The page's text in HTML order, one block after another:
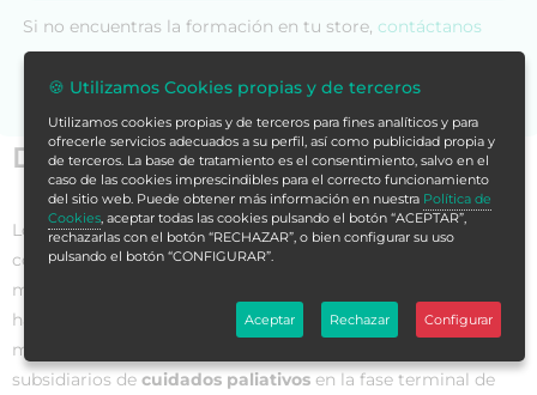
Datos generales
Los incesantes avances científicos-técnicos están
consiguiendoprolongar las tasas de supervivencia
medio plazo de los
hasta fechas recientes, lo que supone también que, cada vez
más, un mayor número de pacientes están siendo
subsidiarios de cuidados paliativos en la fase terminal de
Si no encuentras la formación en tu store, contáctanos
para asesorarte.
🍪 Utilizamos Cookies propias y de terceros
Utilizamos cookies propias y de terceros para fines analíticos y para
ofrecerle servicios adecuados a su perfil, así como publicidad propia y
de terceros. La base de tratamiento es el consentimiento, salvo en el
caso de las cookies imprescindibles para el correcto funcionamiento
del sitio web. Puede obtener más información en nuestra Política de
Cookies, aceptar todas las cookies pulsando el botón “ACEPTAR”,
rechazarlas con el botón “RECHAZAR”, o bien configurar su uso
pulsando el botón “CONFIGURAR”.
Aceptar Rechazar Configurar